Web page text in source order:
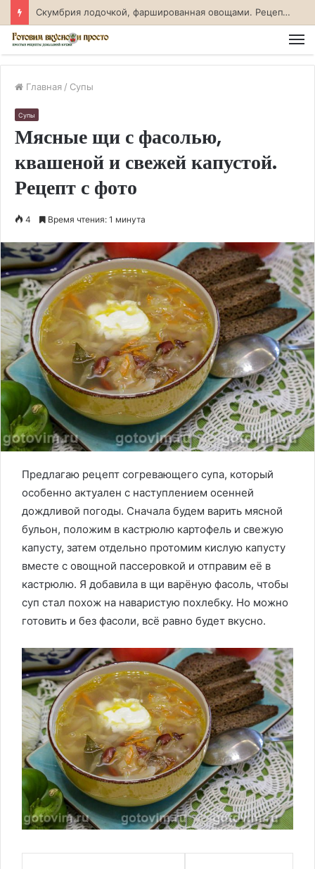
Скумбрия лодочкой, фаршированная овощами. Рецепт с фото
Главная / Супы
Супы
Мясные щи с фасолью,
квашеной и свежей капустой.
Рецепт с фото
4 Время чтения: 1 минута
Предлагаю рецепт согревающего супа, который
особенно актуален с наступлением осенней
дождливой погоды. Сначала будем варить мясной
бульон, положим в кастрюлю картофель и свежую
капусту, затем отдельно протомим кислую капусту
вместе с овощной пассеровкой и отправим её в
кастрюлю. Я добавила в щи варёную фасоль, чтобы
суп стал похож на наваристую похлебку. Но можно
готовить и без фасоли, всё равно будет вкусно.